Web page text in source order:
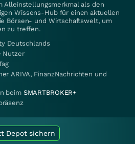
Alleinstellungsmerkmal als den
Wissens-Hub für einen aktuellen
Börsen- und Wirtschaftswelt, um
zu treffen.
Deutschlands
Nutzer
ARIVA, FinanzNachrichten und
beim SMARTBROKER+
Depot sichern